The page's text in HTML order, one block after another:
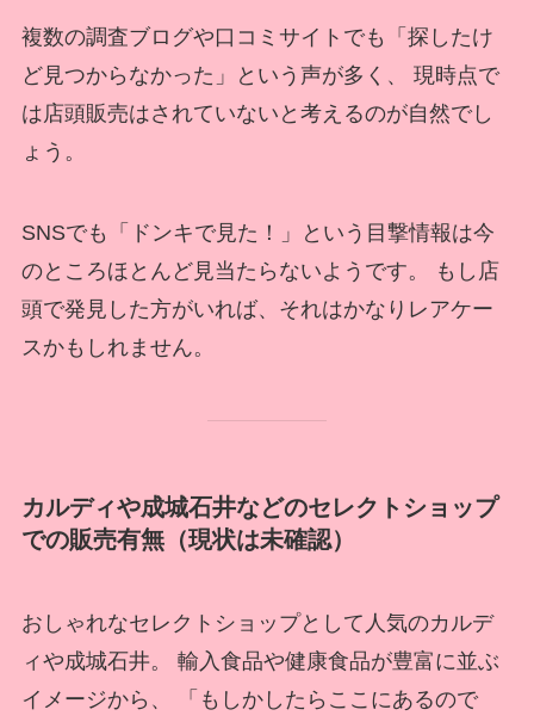
複数の調査ブログや口コミサイトでも「探したけ
ど見つからなかった」という声が多く、 現時点で
は店頭販売はされていないと考えるのが自然でし
ょう。
SNSでも「ドンキで見た！」という目撃情報は今
のところほとんど見当たらないようです。 もし店
頭で発見した方がいれば、それはかなりレアケー
スかもしれません。
カルディや成城石井などのセレクトショップ
での販売有無（現状は未確認）
おしゃれなセレクトショップとして人気のカルデ
ィや成城石井。 輸入食品や健康食品が豊富に並ぶ
イメージから、 「もしかしたらここにあるので